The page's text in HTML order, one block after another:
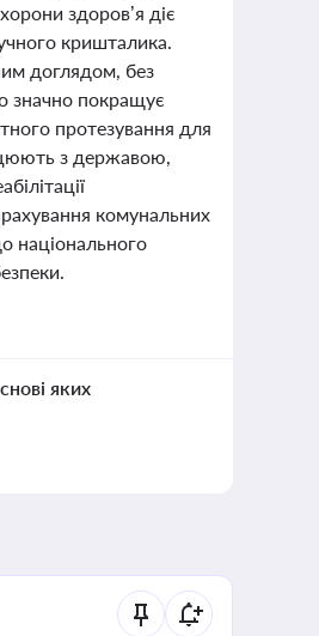
здоров’я діє
кришталика.
доглядом, без
значно покращує
протезування для
з державою,
комунальних
національного
яких